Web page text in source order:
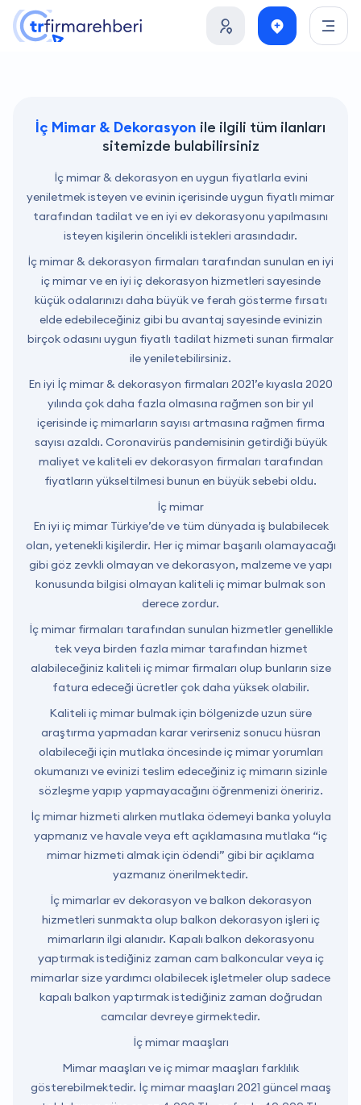
İç Mimar & Dekorasyon ile ilgili tüm ilanları
sitemizde bulabilirsiniz
İç mimar & dekorasyon en uygun fiyatlarla evini
yeniletmek isteyen ve evinin içerisinde uygun fiyatlı mimar
tarafından tadilat ve en iyi ev dekorasyonu yapılmasını
isteyen kişilerin öncelikli istekleri arasındadır.
İç mimar & dekorasyon firmaları tarafından sunulan en iyi
iç mimar ve en iyi iç dekorasyon hizmetleri sayesinde
küçük odalarınızı daha büyük ve ferah gösterme fırsatı
elde edebileceğiniz gibi bu avantaj sayesinde evinizin
birçok odasını uygun fiyatlı tadilat hizmeti sunan firmalar
ile yeniletebilirsiniz.
En iyi İç mimar & dekorasyon firmaları 2021’e kıyasla 2020
yılında çok daha fazla olmasına rağmen son bir yıl
içerisinde iç mimarların sayısı artmasına rağmen firma
sayısı azaldı. Coronavirüs pandemisinin getirdiği büyük
maliyet ve kaliteli ev dekorasyon firmaları tarafından
fiyatların yükseltilmesi bunun en büyük sebebi oldu.
İç mimar
En iyi iç mimar Türkiye’de ve tüm dünyada iş bulabilecek
olan, yetenekli kişilerdir. Her iç mimar başarılı olamayacağı
gibi göz zevkli olmayan ve dekorasyon, malzeme ve yapı
konusunda bilgisi olmayan kaliteli iç mimar bulmak son
derece zordur.
İç mimar firmaları tarafından sunulan hizmetler genellikle
tek veya birden fazla mimar tarafından hizmet
alabileceğiniz kaliteli iç mimar firmaları olup bunların size
fatura edeceği ücretler çok daha yüksek olabilir.
Kaliteli iç mimar bulmak için bölgenizde uzun süre
araştırma yapmadan karar verirseniz sonucu hüsran
olabileceği için mutlaka öncesinde iç mimar yorumları
okumanızı ve evinizi teslim edeceğiniz iç mimarın sizinle
sözleşme yapıp yapmayacağını öğrenmenizi öneririz.
İç mimar hizmeti alırken mutlaka ödemeyi banka yoluyla
yapmanız ve havale veya eft açıklamasına mutlaka “iç
mimar hizmeti almak için ödendi” gibi bir açıklama
yazmanız önerilmektedir.
İç mimarlar ev dekorasyon ve balkon dekorasyon
hizmetleri sunmakta olup balkon dekorasyon işleri iç
mimarların ilgi alanıdır. Kapalı balkon dekorasyonu
yaptırmak istediğiniz zaman cam balkoncular veya iç
mimarlar size yardımcı olabilecek işletmeler olup sadece
kapalı balkon yaptırmak istediğiniz zaman doğrudan
camcılar devreye girmektedir.
İç mimar maaşları
Mimar maaşları ve iç mimar maaşları farklılık
gösterebilmektedir. İç mimar maaşları 2021 güncel maaş